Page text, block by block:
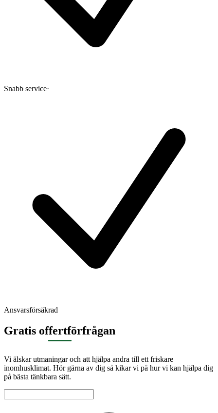
Snabb service·
Ansvarsförsäkrad
Gratis offertförfrågan
Vi älskar utmaningar och att hjälpa andra till ett friskare
inomhusklimat. Hör gärna av dig så kikar vi på hur vi kan hjälpa dig
på bästa tänkbara sätt.